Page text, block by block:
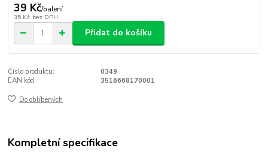
39 Kč/balení
35 Kč bez DPH
Přidat do košíku
Číslo produktu:
0349
EAN kód:
3516668170001
Do oblíbených
Kompletní specifikace